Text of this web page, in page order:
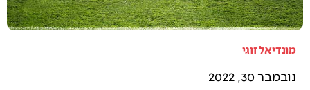
מונדיאל זוגי
נובמבר 30, 2022